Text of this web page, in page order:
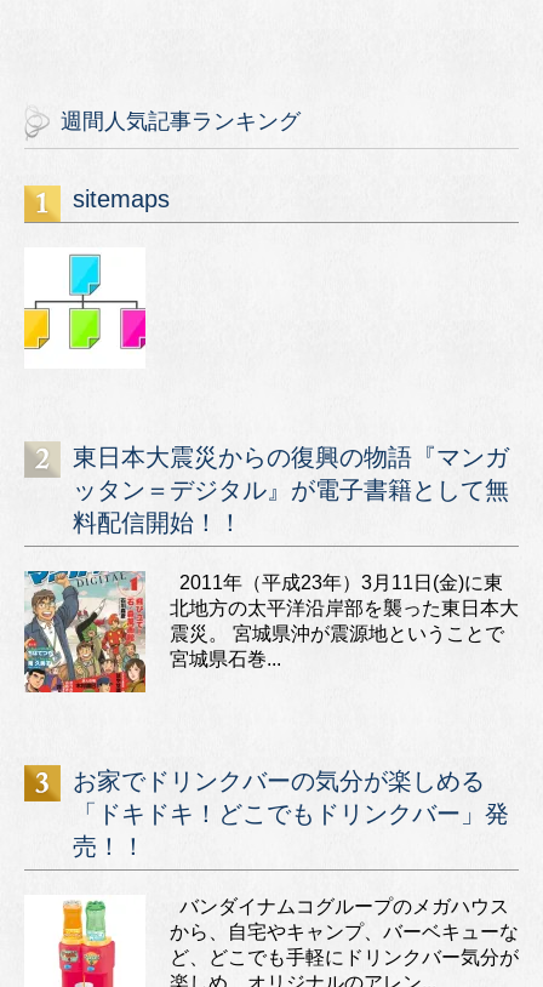
週間人気記事ランキング
sitemaps
東日本大震災からの復興の物語『マンガ
ッタン＝デジタル』が電子書籍として無
料配信開始！！
2011年（平成23年）3月11日(金)に東
北地方の太平洋沿岸部を襲った東日本大
震災。 宮城県沖が震源地ということで
宮城県石巻...
お家でドリンクバーの気分が楽しめる
「ドキドキ！どこでもドリンクバー」発
売！！
バンダイナムコグループのメガハウス
から、自宅やキャンプ、バーベキューな
ど、どこでも手軽にドリンクバー気分が
楽しめ、オリジナルのアレン...